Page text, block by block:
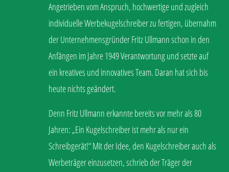
Angetrieben vom Anspruch, hochwertige und zugleich
individuelle Werbekugelschreiber zu fertigen, übernahm
der Unternehmensgründer Fritz Ullmann schon in den
Anfängen im Jahre 1949 Verantwortung und setzte auf
ein kreatives und innovatives Team. Daran hat sich bis
heute nichts geändert.
Denn Fritz Ullmann erkannte bereits vor mehr als 80
Jahren: „Ein Kugelschreiber ist mehr als nur ein
Schreibgerät!“ Mit der Idee, den Kugelschreiber auch als
Werbeträger einzusetzen, schrieb der Träger der